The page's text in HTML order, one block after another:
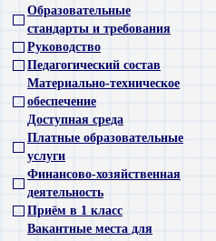
Образовательные
стандарты и требования
Руководство
Педагогический состав
Материально-техническое
обеспечение
Доступная среда
Платные образовательные
услуги
Финансово-хозяйственная
деятельность
Приём в 1 класс
Вакантные места для